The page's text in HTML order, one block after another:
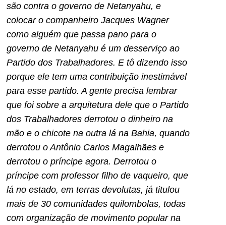
são contra o governo de Netanyahu, e
colocar o companheiro Jacques Wagner
como alguém que passa pano para o
governo de Netanyahu é um desserviço ao
Partido dos Trabalhadores. E tô dizendo isso
porque ele tem uma contribuição inestimável
para esse partido. A gente precisa lembrar
que foi sobre a arquitetura dele que o Partido
dos Trabalhadores derrotou o dinheiro na
mão e o chicote na outra lá na Bahia, quando
derrotou o Antônio Carlos Magalhães e
derrotou o príncipe agora. Derrotou o
príncipe com professor filho de vaqueiro, que
lá no estado, em terras devolutas, já titulou
mais de 30 comunidades quilombolas, todas
com organização de movimento popular na